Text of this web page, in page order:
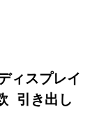
ィスプレイ
引き出し